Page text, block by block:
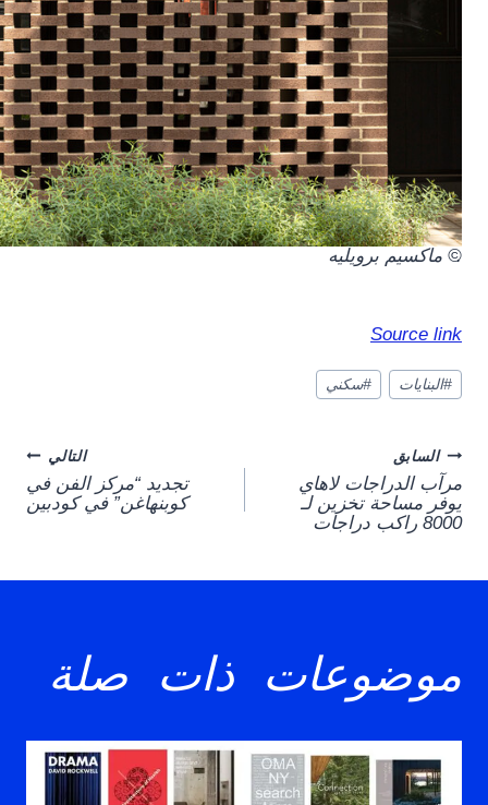
© ماكسيم برويليه
.
Source link
وسوم
المقال:
#البنايات #سكني
Post
navigation
السابق
مرآب الدراجات لاهاي
يوفر مساحة تخزين لـ
8000 راكب دراجات
التالي
تجديد “مركز الفن في
كوبنهاغن” في كودبين
موضوعات ذات صلة